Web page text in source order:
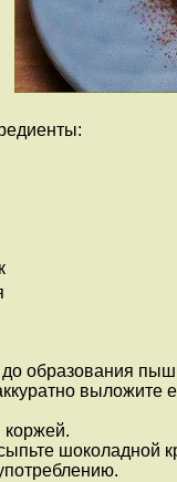
образования
выложите
коржей.
шоколадной